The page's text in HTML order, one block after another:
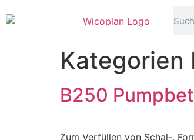
Kategorien
B250
Zum Verfüllen von Schal-,